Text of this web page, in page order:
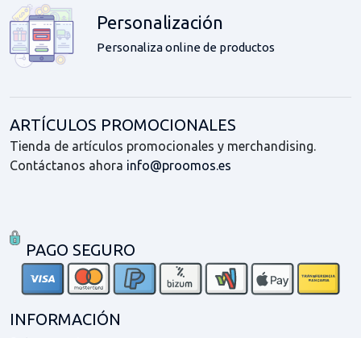
Personalización
Personaliza online de productos
ARTÍCULOS PROMOCIONALES
Tienda de artículos promocionales y merchandising.
Contáctanos ahora info@proomos.es
PAGO SEGURO
INFORMACIÓN